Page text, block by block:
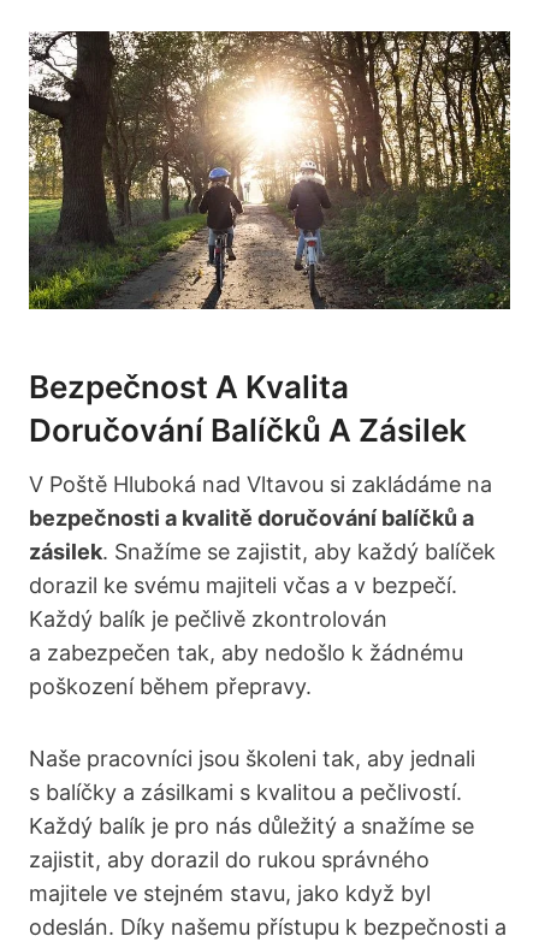
Bezpečnost A Kvalita
Doručování Balíčků A Zásilek
V Poště Hluboká nad Vltavou si zakládáme na
bezpečnosti a kvalitě doručování balíčků a
zásilek. Snažíme se zajistit, aby každý balíček
dorazil ke svému majiteli včas a v bezpečí.
Každý balík je pečlivě zkontrolován
a zabezpečen tak, aby nedošlo k žádnému
poškození během přepravy.
Naše pracovníci jsou školeni tak, aby jednali
s balíčky a zásilkami s kvalitou a pečlivostí.
Každý balík je pro nás důležitý a snažíme se
zajistit, aby dorazil do rukou správného
majitele ve stejném stavu, jako když byl
odeslán. Díky našemu přístupu k bezpečnosti a